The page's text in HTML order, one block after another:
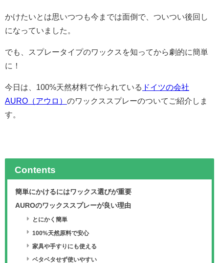
かけたいとは思いつつも今までは面倒で、ついつい後回し
になっていました。
でも、スプレータイプのワックスを知ってから劇的に簡単
に！
今日は、100%天然材料で作られている ドイツの会社
AURO（アウロ） のワックススプレーのついてご紹介しま
す。
Contents
簡単にかけるにはワックス選びが重要
AUROのワックススプレーが良い理由
とにかく簡単
100%天然原料で安心
家具や手すりにも使える
ベタベタせず使いやすい